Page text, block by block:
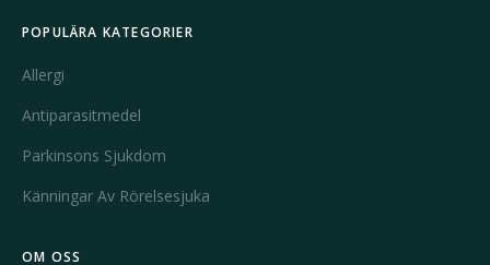
POPULÄRA KATEGORIER
Allergi
Antiparasitmedel
Parkinsons Sjukdom
Känningar Av Rörelsesjuka
OM OSS